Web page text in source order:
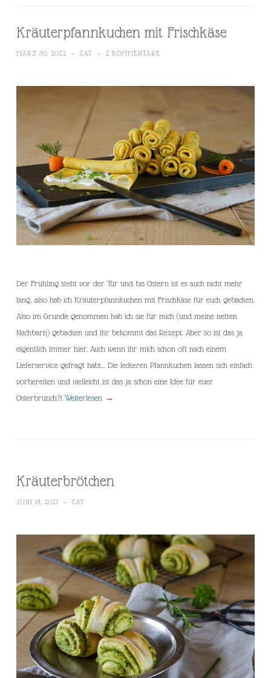
Kräuterpfannkuchen mit Frischkäse
MÄRZ 30, 2022 ~ CAT ~ 2 KOMMENTARE
Der Frühling steht vor der Tür und bis Ostern ist es auch nicht mehr
lang, also hab ich Kräuterpfannkuchen mit Frischkäse für euch gebacken.
Also im Grunde genommen hab ich sie für mich (und meine netten
Nachbarn) gebacken und ihr bekommt das Rezept. Aber so ist das ja
eigentlich immer hier. Auch wenn ihr mich schon oft nach einem
Lieferservice gefragt habt… Die leckeren Pfannkuchen lassen sich einfach
vorbereiten und vielleicht ist das ja schon eine Idee für euer
Osterbrunch?! Weiterlesen →
Kräuterbrötchen
JUNI 18, 2021 ~ CAT